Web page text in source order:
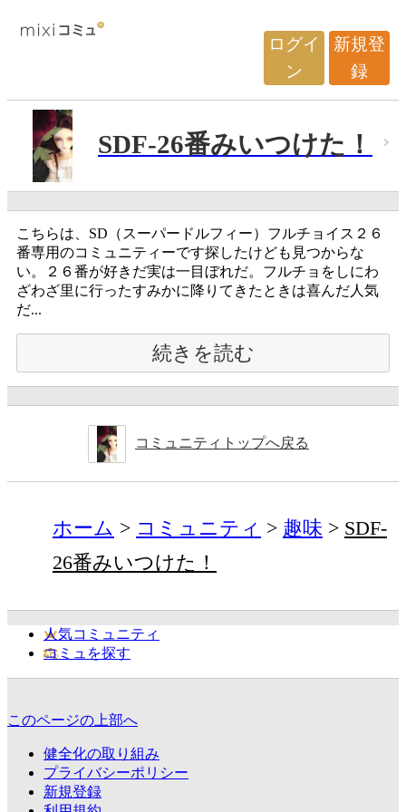
ログイ
ン
新規登
録
SDF-26番みいつけた！
こちらは、SD（スーパードルフィー）フルチョイス２６
番専用のコミュニティーです探したけども見つからな
い。２６番が好きだ実は一目ぼれだ。フルチョをしにわ
ざわざ里に行ったすみかに降りてきたときは喜んだ人気
だ...
続きを読む
コミュニティトップへ戻る
ホーム コミュニティ 趣味
SDF-
26番みいつけた！
人気コミュニティ
コミュを探す
このページの上部へ
健全化の取り組み
プライバシーポリシー
新規登録